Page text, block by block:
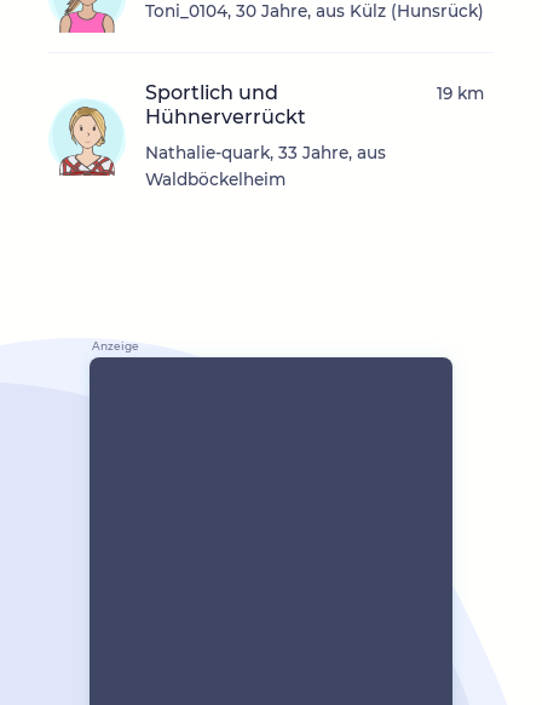
Toni_0104, 30 Jahre, aus Külz (Hunsrück)
Sportlich und
Hühnerverrückt
Nathalie-quark, 33 Jahre, aus
Waldböckelheim
19 km